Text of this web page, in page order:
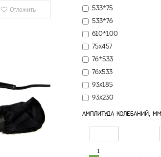
533*75
533*76
610*100
75х457
76*533
76х533
93х185
93х230
АМПЛИТУДА КОЛЕБАНИЙ, ММ
1
Отложить